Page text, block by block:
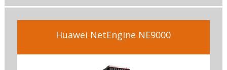
Huawei NetEngine NE9000